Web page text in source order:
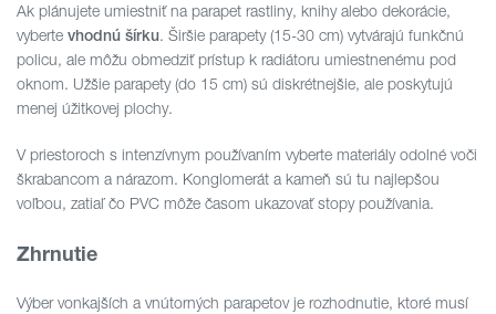
Ak plánujete umiestniť na parapet rastliny, knihy alebo dekorácie,
vyberte vhodnú šírku. Širšie parapety (15-30 cm) vytvárajú funkčnú
policu, ale môžu obmedziť prístup k radiátoru umiestnenému pod
oknom. Užšie parapety (do 15 cm) sú diskrétnejšie, ale poskytujú
menej úžitkovej plochy.
V priestoroch s intenzívnym používaním vyberte materiály odolné voči
škrabancom a nárazom. Konglomerát a kameň sú tu najlepšou
voľbou, zatiaľ čo PVC môže časom ukazovať stopy používania.
Zhrnutie
Výber vonkajších a vnútorných parapetov je rozhodnutie, ktoré musí